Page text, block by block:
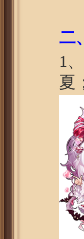
二、
1
夏